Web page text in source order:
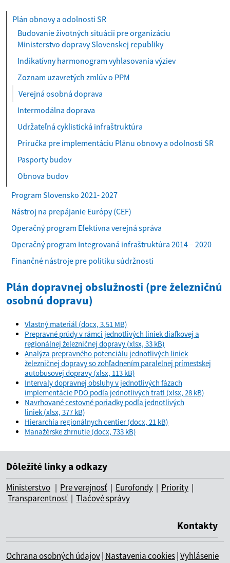
Plán obnovy a odolnosti SR
Budovanie životných situácií pre organizáciu
Ministerstvo dopravy Slovenskej republiky
Indikatívny harmonogram vyhlasovania výziev
Zoznam uzavretých zmlúv o PPM
Verejná osobná doprava
Intermodálna doprava
Udržateľná cyklistická infraštruktúra
Príručka pre implementáciu Plánu obnovy a odolnosti SR
Pasporty budov
Obnova budov
Program Slovensko 2021- 2027
Nástroj na prepájanie Európy (CEF)
Operačný program Efektívna verejná správa
Operačný program Integrovaná infraštruktúra 2014 – 2020
Finančné nástroje pre politiku súdržnosti
Plán dopravnej obslužnosti (pre železničnú
osobnú dopravu)
Vlastný materiál (docx, 3.51 MB)
Prepravné prúdy v rámci jednotlivých liniek diaľkovej a
regionálnej železničnej dopravy (xlsx, 33 kB)
Analýza prepravného potenciálu jednotlivých liniek
železničnej dopravy so zohľadnením paralelnej prímestskej
autobusovej dopravy (xlsx, 113 kB)
Intervaly dopravnej obsluhy v jednotlivých fázach
implementácie PDO podľa jednotlivých tratí (xlsx, 28 kB)
Navrhované cestovné poriadky podľa jednotlivých
liniek (xlsx, 377 kB)
Hierarchia regionálnych centier (docx, 21 kB)
Manažérske zhrnutie (docx, 733 kB)
Dôležité linky a odkazy
Ministerstvo | Pre verejnosť | Eurofondy | Priority |
Transparentnosť | Tlačové správy
Kontakty
Ochrana osobných údajov| Nastavenia cookies|Vyhlásenie